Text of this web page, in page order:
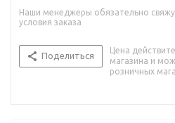
Наши менеджеры обязательно
условия заказа
Поделиться
Цена
магазина и
розничных